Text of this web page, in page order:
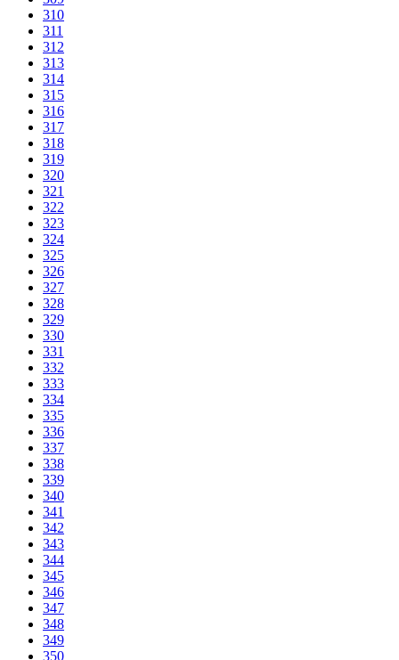
310
311
312
313
314
315
316
317
318
319
320
321
322
323
324
325
326
327
328
329
330
331
332
333
334
335
336
337
338
339
340
341
342
343
344
345
346
347
348
349
350